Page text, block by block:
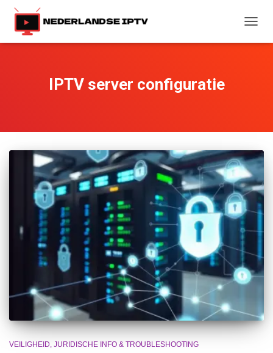
IPTV server configuratie
VEILIGHEID, JURIDISCHE INFO & TROUBLESHOOTING